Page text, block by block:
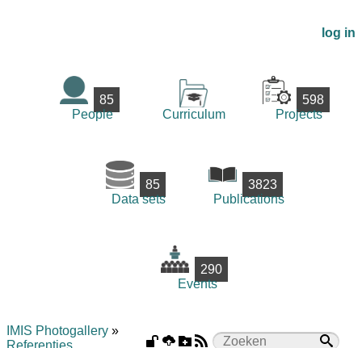
log in
85
People
Curriculum
598
Projects
85
Data sets
3823
Publications
290
Events
IMIS Photogallery »
Referenties